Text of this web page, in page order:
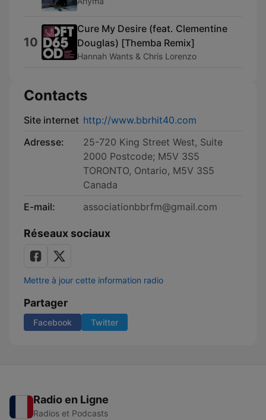
10
Cure My Desire (feat. Clementine
Douglas) [Themba Remix]
Hannah Wants & Chris Lorenzo
Contacts
Site internet http://www.bbrhit40.com
Adresse:
25-720 King Street West, Suite
2000 Postcode; M5V 3S5
TORONTO, Ontario, M5V 3S5
Canada
E-mail:
associationbbrfm@gmail.com
Réseaux sociaux
Mettre à jour cette information radio
Partager
Facebook Twitter
Radio en Ligne
Radios et Podcasts